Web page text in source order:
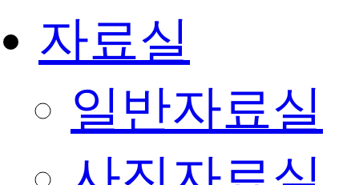
자료실
일반자료실